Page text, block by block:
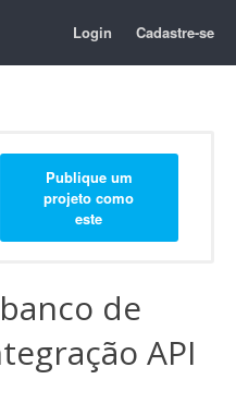
Login Cadastre-se
Publique um
projeto como
este
de
API